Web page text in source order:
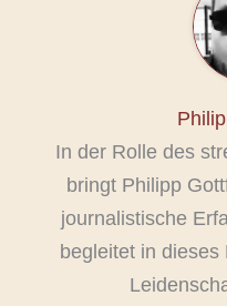
In der Rolle des
bringt Philipp
journalistische
begleitet in